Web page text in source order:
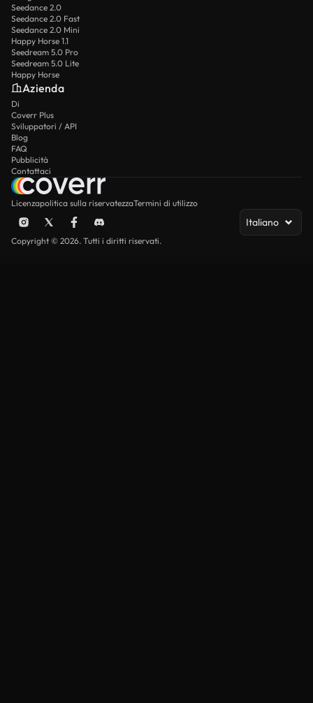
Seedance 2.0
Seedance 2.0 Fast
Seedance 2.0 Mini
Happy Horse 1.1
Seedream 5.0 Pro
Seedream 5.0 Lite
Happy Horse
Azienda
Di
Coverr Plus
Sviluppatori / API
Blog
FAQ
Pubblicità
Contattaci
Licenzapolitica sulla riservatezzaTermini di utilizzo
Italiano
Copyright © 2026. Tutti i diritti riservati.